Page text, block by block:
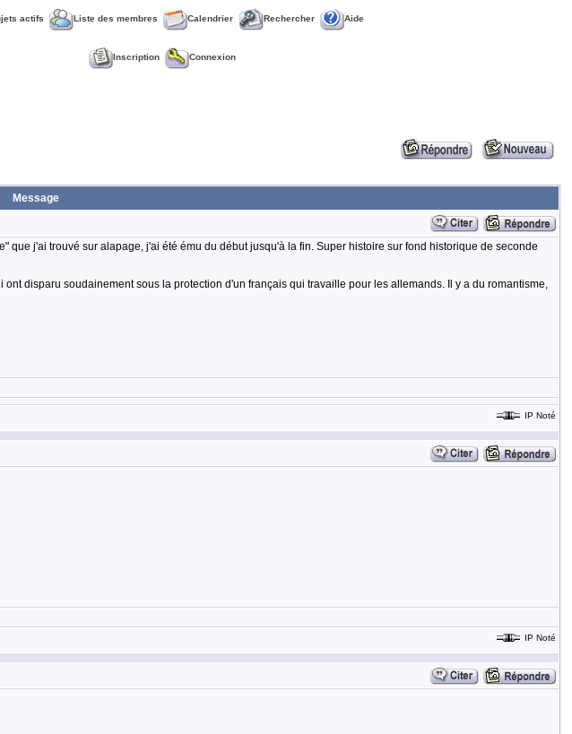
actifs Liste des membres Calendrier Rechercher Aide
Inscription Connexion
Message
j'ai trouvé sur alapage, j'ai été ému du début jusqu'à la fin. Super histoire sur fond historique de seconde
disparu soudainement sous la protection d'un français qui travaille pour les allemands. Il y a du romantisme,
IP Noté
IP Noté